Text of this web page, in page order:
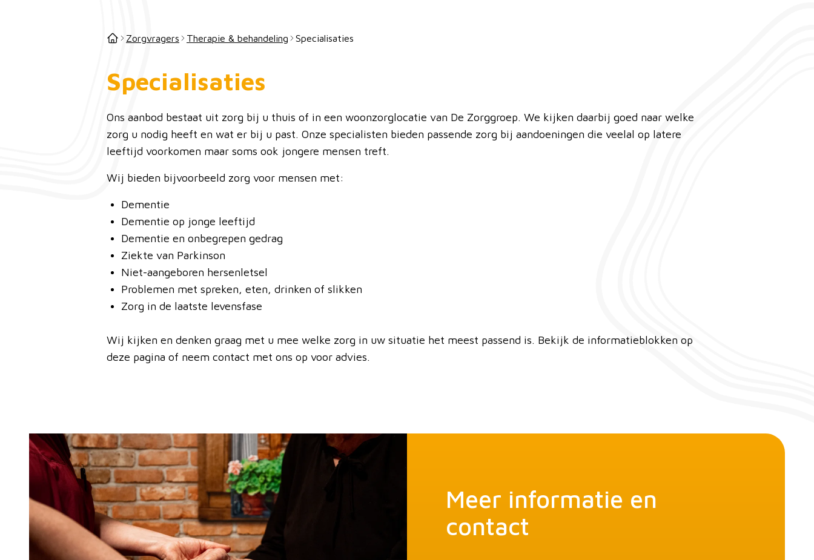
Zorgvragers Therapie & behandeling Specialisaties
Specialisaties
Ons aanbod bestaat uit zorg bij u thuis of in een woonzorglocatie van De Zorggroep. We kijken daarbij goed naar welke
zorg u nodig heeft en wat er bij u past. Onze specialisten bieden passende zorg bij aandoeningen die veelal op latere
leeftijd voorkomen maar soms ook jongere mensen treft.
Wij bieden bijvoorbeeld zorg voor mensen met:
Dementie
Dementie op jonge leeftijd
Dementie en onbegrepen gedrag
Ziekte van Parkinson
Niet-aangeboren hersenletsel
Problemen met spreken, eten, drinken of slikken
Zorg in de laatste levensfase
Wij kijken en denken graag met u mee welke zorg in uw situatie het meest passend is. Bekijk de informatieblokken op
deze pagina of neem contact met ons op voor advies.
Meer informatie en
contact